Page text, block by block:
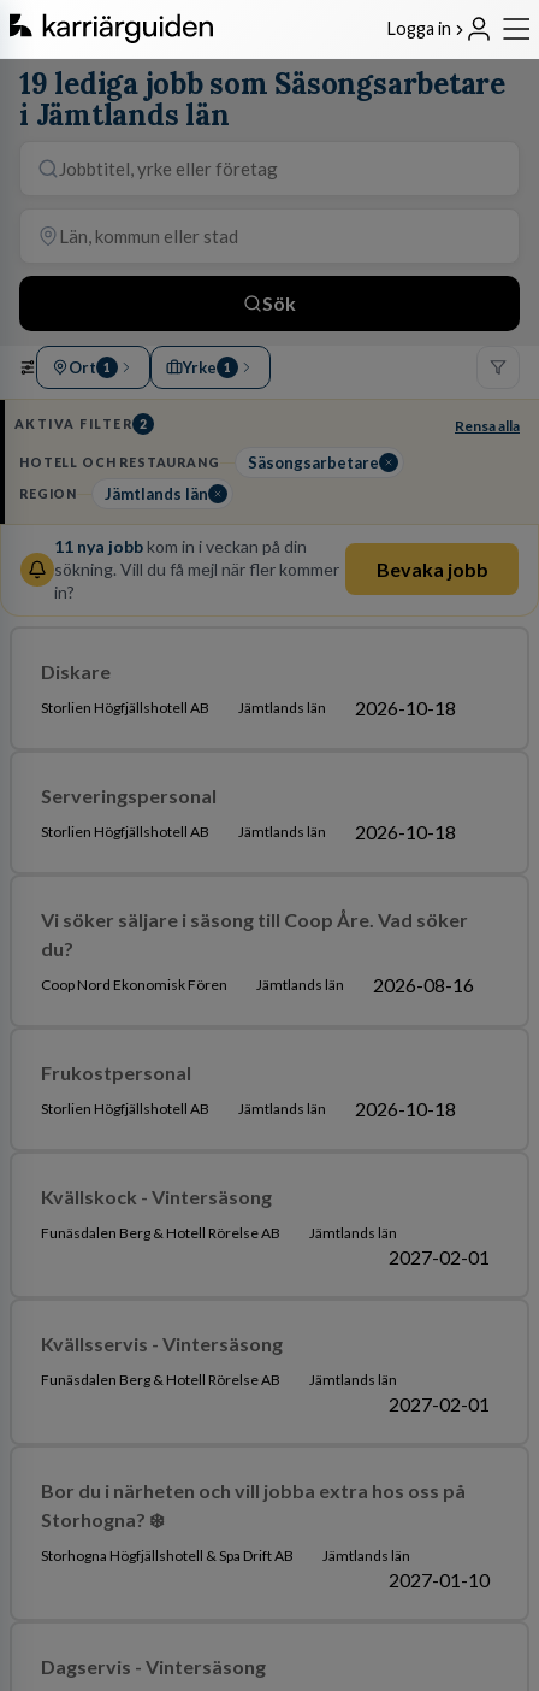
Logga in
19 lediga jobb som Säsongsarbetare
i Jämtlands län
Sök
Ort 1 Yrke 1
AKTIVA FILTER 2 Rensa alla
HOTELL OCH RESTAURANG Säsongsarbetare
REGION Jämtlands län
11 nya jobb kom in i veckan på din
sökning. Vill du få mejl när fler kommer
in?
Bevaka jobb
Diskare
Storlien Högfjällshotell AB Jämtlands län 2026-10-18
Serveringspersonal
Storlien Högfjällshotell AB Jämtlands län 2026-10-18
Vi söker säljare i säsong till Coop Åre. Vad söker
du?
Coop Nord Ekonomisk Fören Jämtlands län 2026-08-16
Frukostpersonal
Storlien Högfjällshotell AB Jämtlands län 2026-10-18
Kvällskock - Vintersäsong
Funäsdalen Berg & Hotell Rörelse AB Jämtlands län
2027-02-01
Kvällsservis - Vintersäsong
Funäsdalen Berg & Hotell Rörelse AB Jämtlands län
2027-02-01
Bor du i närheten och vill jobba extra hos oss på
Storhogna? ❄️
Storhogna Högfjällshotell & Spa Drift AB Jämtlands län
2027-01-10
Dagservis - Vintersäsong